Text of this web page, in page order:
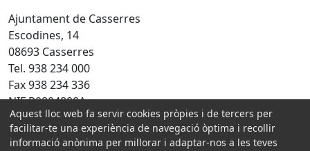
Ajuntament de Casserres
Escodines, 14
08693 Casserres
Tel. 938 234 000
Fax 938 234 336
NIF P0804800A
Amb la col·laboració de:
Aquest lloc web fa servir cookies pròpies i de tercers per
facilitar-te una experiència de navegació òptima i recollir
informació anònima per millorar i adaptar-nos a les teves